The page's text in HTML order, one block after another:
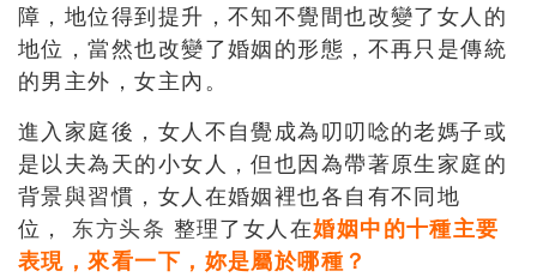
障，地位得到提升，不知不覺間也改變了女人的
地位，當然也改變了婚姻的形態，不再只是傳統
的男主外，女主內。
進入家庭後，女人不自覺成為叨叨唸的老媽子或
是以夫為天的小女人，但也因為帶著原生家庭的
背景與習慣，女人在婚姻裡也各自有不同地
位， 东方头条 整理了女人在婚姻中的十種主要
表現，來看一下，妳是屬於哪種？